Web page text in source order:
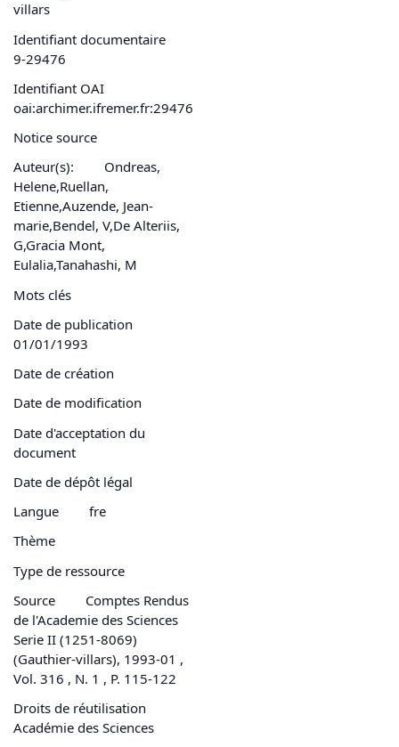
villars
Identifiant documentaire
9-29476
Identifiant OAI
oai:archimer.ifremer.fr:29476
Notice source
Auteur(s):
Ondreas,
Helene,Ruellan,
Etienne,Auzende, Jean-
marie,Bendel, V,De Alteriis,
G,Gracia Mont,
Eulalia,Tanahashi, M
Mots clés
Date de publication
01/01/1993
Date de création
Date de modification
Date d'acceptation du
document
Date de dépôt légal
Langue
fre
Thème
Type de ressource
Source
Comptes Rendus
de l'Academie des Sciences
Serie II (1251-8069)
(Gauthier-villars), 1993-01 ,
Vol. 316 , N. 1 , P. 115-122
Droits de réutilisation
Académie des Sciences